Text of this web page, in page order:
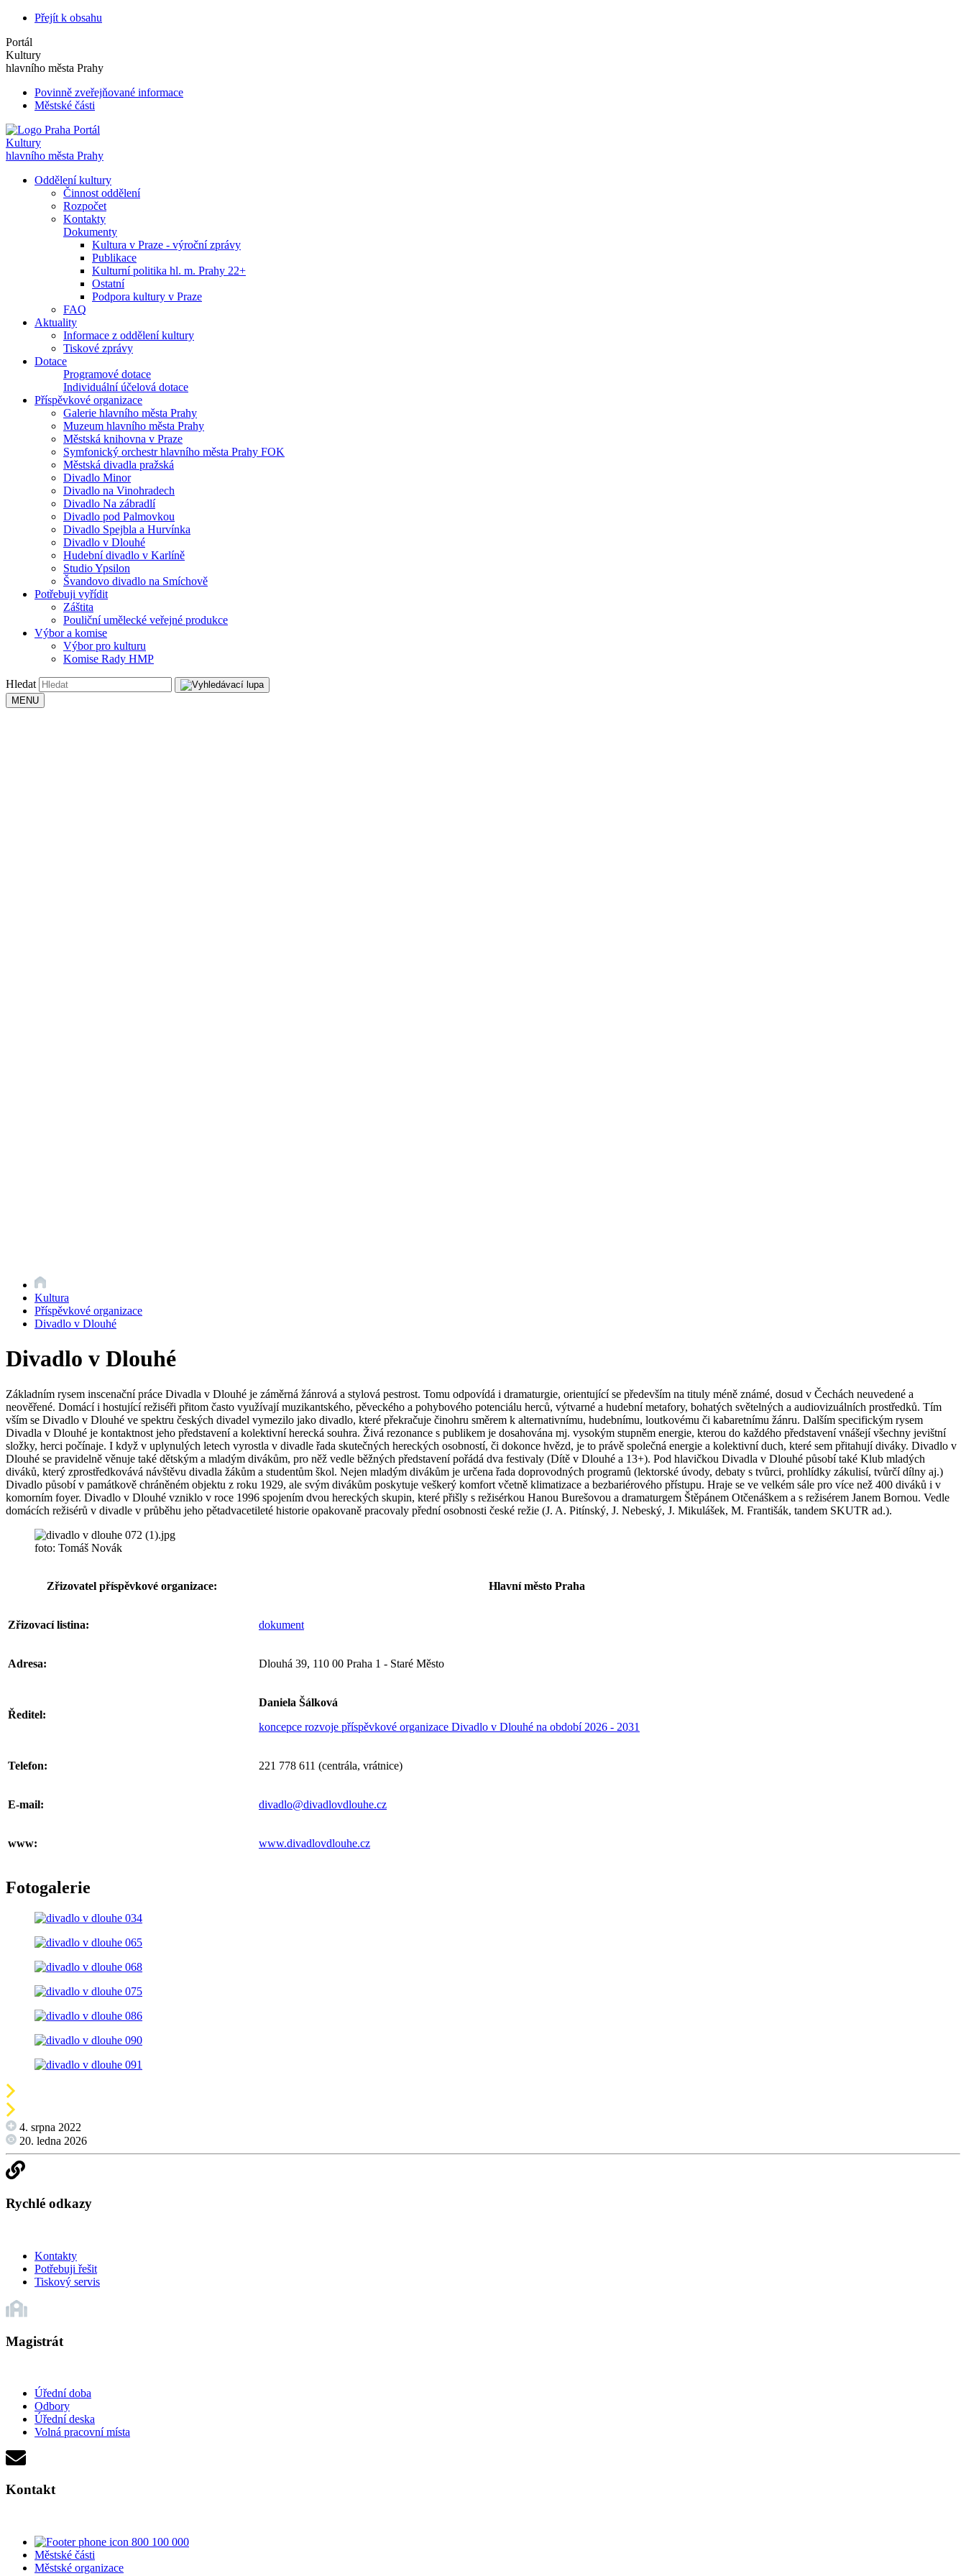
Přejít k obsahu
Portál
Kultury
hlavního města Prahy
Povinně zveřejňované informace
Městské části
Portál
Kultury
hlavního města Prahy
Oddělení kultury
Činnost oddělení
Rozpočet
Kontakty
Dokumenty
Kultura v Praze - výroční zprávy
Publikace
Kulturní politika hl. m. Prahy 22+
Ostatní
Podpora kultury v Praze
FAQ
Aktuality
Informace z oddělení kultury
Tiskové zprávy
Dotace
Programové dotace
Individuální účelová dotace
Příspěvkové organizace
Galerie hlavního města Prahy
Muzeum hlavního města Prahy
Městská knihovna v Praze
Symfonický orchestr hlavního města Prahy FOK
Městská divadla pražská
Divadlo Minor
Divadlo na Vinohradech
Divadlo Na zábradlí
Divadlo pod Palmovkou
Divadlo Spejbla a Hurvínka
Divadlo v Dlouhé
Hudební divadlo v Karlíně
Studio Ypsilon
Švandovo divadlo na Smíchově
Potřebuji vyřídit
Záštita
Pouliční umělecké veřejné produkce
Výbor a komise
Výbor pro kulturu
Komise Rady HMP
Hledat
MENU
Kultura
Příspěvkové organizace
Divadlo v Dlouhé
Divadlo v Dlouhé
Základním rysem inscenační práce Divadla v Dlouhé je záměrná žánrová a stylová pestrost. Tomu odpovídá i dramaturgie, orientující se především na tituly méně známé, dosud v Čechách neuvedené a
neověřené. Domácí i hostující režiséři přitom často využívají muzikantského, pěveckého a pohybového potenciálu herců, výtvarné a hudební metafory, bohatých světelných a audiovizuálních prostředků. Tím
vším se Divadlo v Dlouhé ve spektru českých divadel vymezilo jako divadlo, které překračuje činohru směrem k alternativnímu, hudebnímu, loutkovému či kabaretnímu žánru. Dalším specifickým rysem
Divadla v Dlouhé je kontaktnost jeho představení a kolektivní herecká souhra. Živá rezonance s publikem je dosahována mj. vysokým stupněm energie, kterou do každého představení vnášejí všechny jevištní
složky, herci počínaje. I když v uplynulých letech vyrostla v divadle řada skutečných hereckých osobností, či dokonce hvězd, je to právě společná energie a kolektivní duch, které sem přitahují diváky. Divadlo v
Dlouhé se pravidelně věnuje také dětským a mladým divákům, pro něž vedle běžných představení pořádá dva festivaly (Dítě v Dlouhé a 13+). Pod hlavičkou Divadla v Dlouhé působí také Klub mladých
diváků, který zprostředkovává návštěvu divadla žákům a studentům škol. Nejen mladým divákům je určena řada doprovodných programů (lektorské úvody, debaty s tvůrci, prohlídky zákulisí, tvůrčí dílny aj.)
Divadlo působí v památkově chráněném objektu z roku 1929, ale svým divákům poskytuje veškerý komfort včetně klimatizace a bezbariérového přístupu. Hraje se ve velkém sále pro více než 400 diváků i v
komorním foyer. Divadlo v Dlouhé vzniklo v roce 1996 spojením dvou hereckých skupin, které přišly s režisérkou Hanou Burešovou a dramaturgem Štěpánem Otčenáškem a s režisérem Janem Bornou. Vedle
domácích režisérů v divadle v průběhu jeho pětadvacetileté historie opakovaně pracovaly přední osobnosti české režie (J. A. Pitínský, J. Nebeský, J. Mikulášek, M. Františák, tandem SKUTR ad.).
foto: Tomáš Novák
Zřizovatel příspěvkové organizace: Hlavní město Praha
Zřizovací listina: dokument
Adresa: Dlouhá 39, 110 00 Praha 1 - Staré Město
Ředitel:
Daniela Šálková
koncepce rozvoje příspěvkové organizace Divadlo v Dlouhé na období 2026 - 2031
Telefon: 221 778 611 (centrála, vrátnice)
E-mail: divadlo@divadlovdlouhe.cz
www: www.divadlovdlouhe.cz
Fotogalerie
4. srpna 2022
20. ledna 2026
Rychlé odkazy
Kontakty
Potřebuji řešit
Tiskový servis
Magistrát
Úřední doba
Odbory
Úřední deska
Volná pracovní místa
Kontakt
800 100 000
Městské části
Městské organizace